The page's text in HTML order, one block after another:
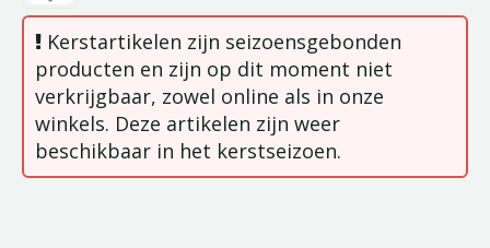
Kerstartikelen zijn seizoensgebonden
producten en zijn op dit moment niet
verkrijgbaar, zowel online als in onze
winkels. Deze artikelen zijn weer
beschikbaar in het kerstseizoen.